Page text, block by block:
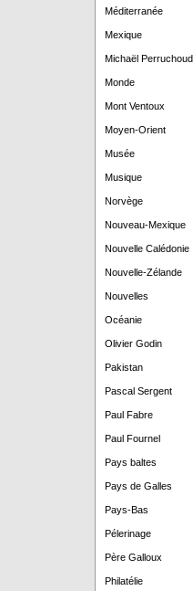
Méditerranée
Mexique
Michaël Perruchoud
Monde
Mont Ventoux
Moyen-Orient
Musée
Musique
Norvège
Nouveau-Mexique
Nouvelle Calédonie
Nouvelle-Zélande
Nouvelles
Océanie
Olivier Godin
Pakistan
Pascal Sergent
Paul Fabre
Paul Fournel
Pays baltes
Pays de Galles
Pays-Bas
Pélerinage
Père Galloux
Philatélie